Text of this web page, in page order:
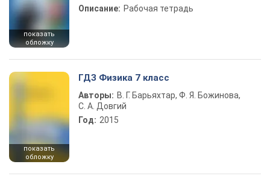
показать
обложку
Описание: Рабочая тетрадь
показать
обложку
ГДЗ Физика 7 класс
Авторы: В. Г. Барьяхтар, Ф. Я. Божинова,
С. А. Довгий
Год: 2015